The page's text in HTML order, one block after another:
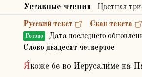
Уставные чтения Цветная
Русский текст Скан текста
Готово Дата последнего
Слово двадесят четвертое
Я́коже бе во Иерусали́ме на